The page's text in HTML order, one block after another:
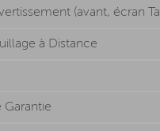
(avant, écran
à Distance